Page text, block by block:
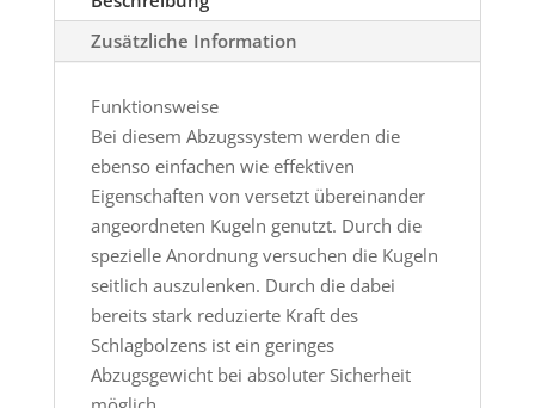
Zusätzliche Information
Funktionsweise
Bei diesem Abzugssystem werden die
ebenso einfachen wie effektiven
Eigenschaften von versetzt übereinander
angeordneten Kugeln genutzt. Durch die
spezielle Anordnung versuchen die Kugeln
seitlich auszulenken. Durch die dabei
bereits stark reduzierte Kraft des
Schlagbolzens ist ein geringes
Abzugsgewicht bei absoluter Sicherheit